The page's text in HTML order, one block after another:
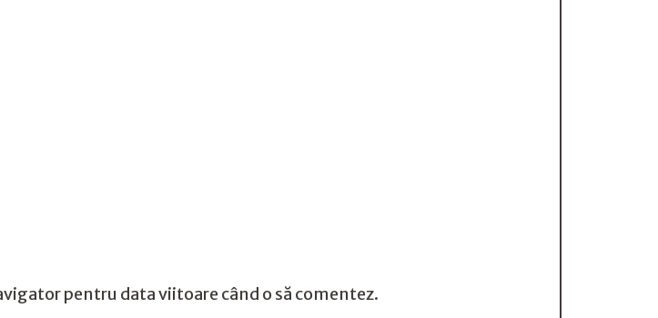
pentru data viitoare când o să comentez.